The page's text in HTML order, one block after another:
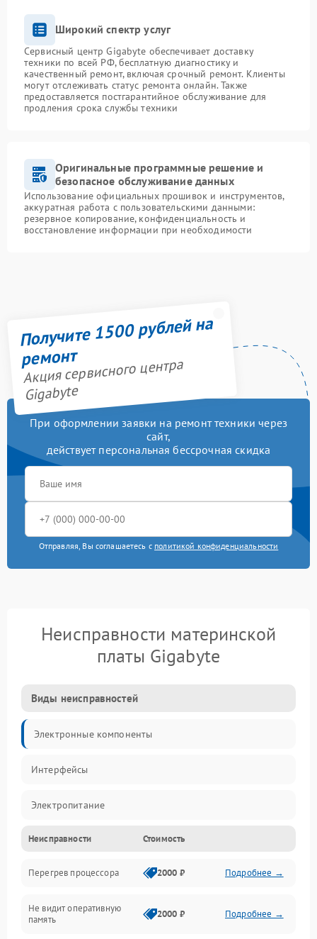
Широкий спектр услуг
Сервисный центр Gigabyte обеспечивает доставку
техники по всей РФ, бесплатную диагностику и
качественный ремонт, включая срочный ремонт. Клиенты
могут отслеживать статус ремонта онлайн. Также
предоставляется постгарантийное обслуживание для
продления срока службы техники
Оригинальные программные решение и
безопасное обслуживание данных
Использование официальных прошивок и инструментов,
аккуратная работа с пользовательскими данными:
резервное копирование, конфиденциальность и
восстановление информации при необходимости
Получите 1500 рублей на
ремонт
Акция сервисного центра
Gigabyte
При оформлении заявки на ремонт техники через
сайт,
действует персональная бессрочная скидка
Отправляя, Вы соглашаетесь с политикой конфиденциальности
Неисправности материнской
платы Gigabyte
Виды неисправностей
Электронные компоненты
Интерфейсы
Электропитание
Корпус/Герметичность
Механика
ПО/Микропрограмма
Неисправности Стоимость
Перегрев процессора 2000 ₽ Подробнее →
Не видит оперативную
память
2000 ₽ Подробнее →